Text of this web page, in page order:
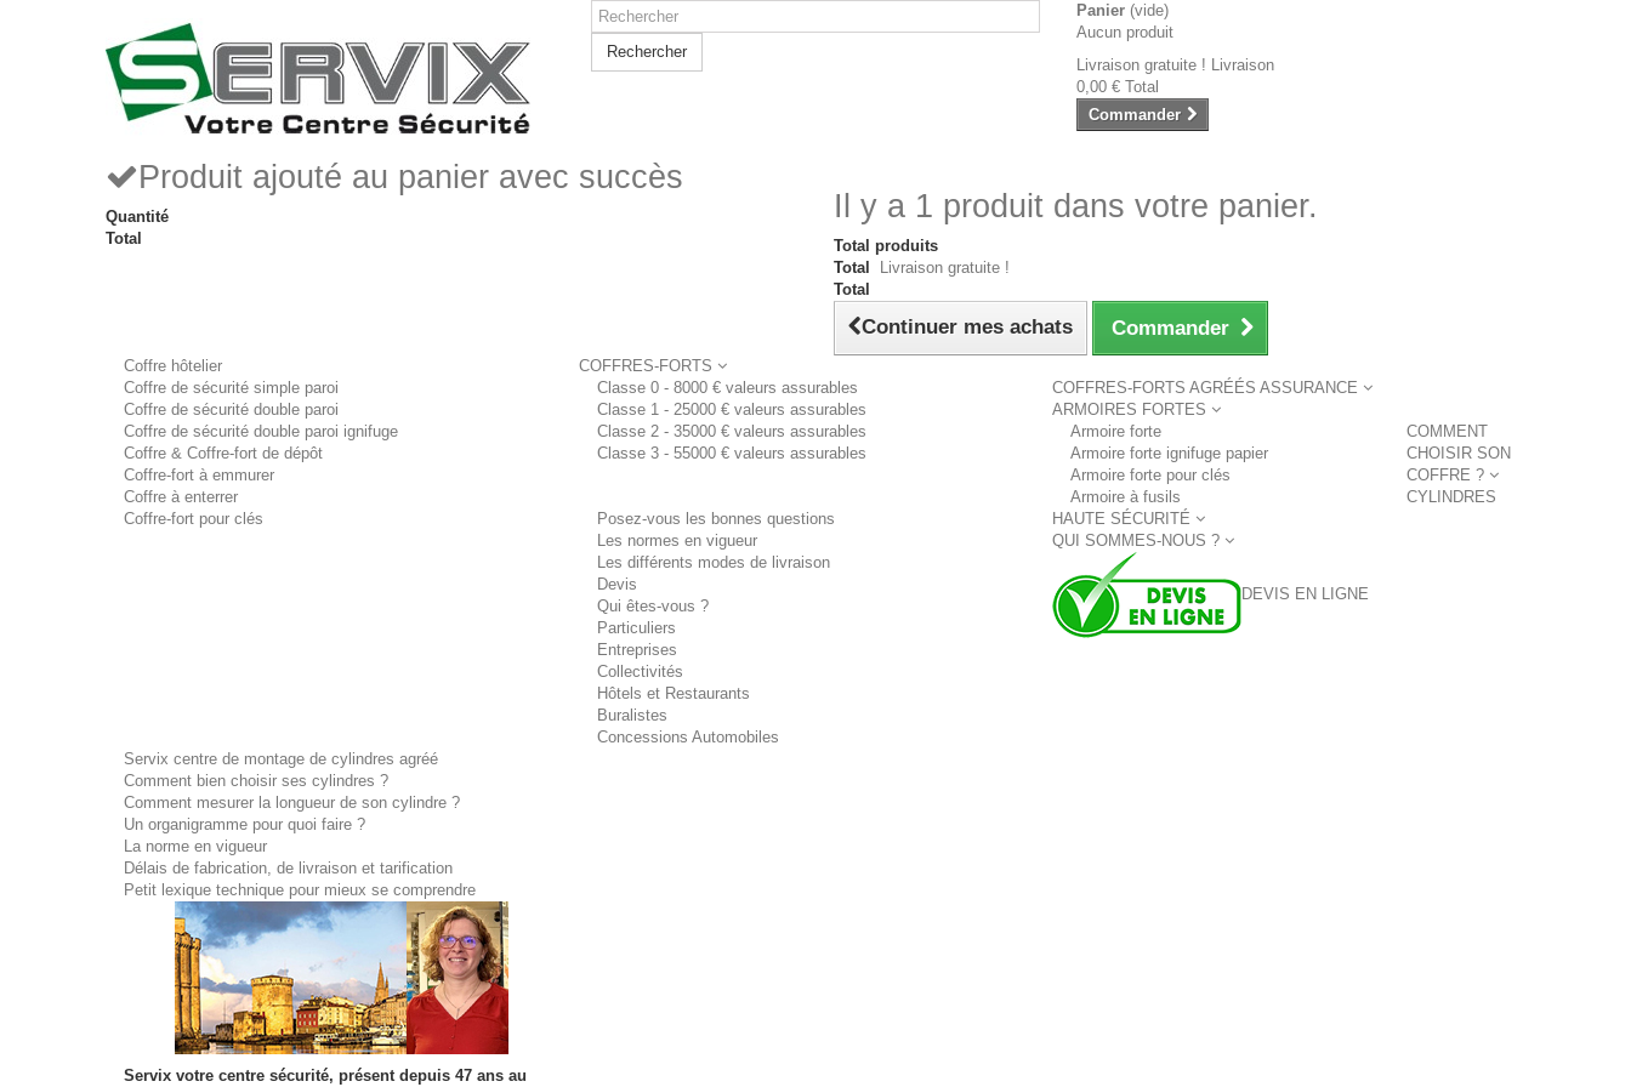
Rechercher
Panier (vide)
Aucun produit
Livraison gratuite ! Livraison
0,00 € Total
Commander
Produit ajouté au panier avec succès
Quantité
Total
Il y a 1 produit dans votre panier.
Total produits
Total
Livraison gratuite !
Total
Continuer mes achats Commander
COFFRES-FORTS
Coffre hôtelier
Coffre de sécurité simple paroi
Coffre de sécurité double paroi
Coffre de sécurité double paroi ignifuge
Coffre & Coffre-fort de dépôt
Coffre-fort à emmurer
Coffre à enterrer
Coffre-fort pour clés
COFFRES-FORTS AGRÉÉS ASSURANCE
Classe 0 - 8000 € valeurs assurables
Classe 1 - 25000 € valeurs assurables
Classe 2 - 35000 € valeurs assurables
Classe 3 - 55000 € valeurs assurables
ARMOIRES FORTES
Armoire forte
Armoire forte ignifuge papier
Armoire forte pour clés
Armoire à fusils
COMMENT
CHOISIR SON
COFFRE ?
Posez-vous les bonnes questions
Les normes en vigueur
Les différents modes de livraison
Devis
Qui êtes-vous ?
Particuliers
Entreprises
Collectivités
Hôtels et Restaurants
Buralistes
Concessions Automobiles
CYLINDRES
HAUTE SÉCURITÉ
Servix centre de montage de cylindres agréé
Comment bien choisir ses cylindres ?
Comment mesurer la longueur de son cylindre ?
Un organigramme pour quoi faire ?
La norme en vigueur
Délais de fabrication, de livraison et tarification
Petit lexique technique pour mieux se comprendre
QUI SOMMES-NOUS ?
Servix votre centre sécurité, présent depuis 47 ans au
DEVIS EN LIGNE